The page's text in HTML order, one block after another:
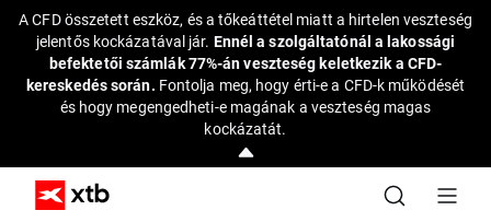
A CFD összetett eszköz, és a tőkeáttétel miatt a hirtelen veszteség
jelentős kockázatával jár. Ennél a szolgáltatónál a lakossági
befektetői számlák 77%-án veszteség keletkezik a CFD-
kereskedés során. Fontolja meg, hogy érti-e a CFD-k működését
és hogy megengedheti-e magának a veszteség magas
kockázatát.